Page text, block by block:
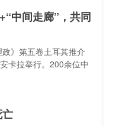
中间走廊”，共同
》第五卷土耳其推介
卡拉举行。200余位中